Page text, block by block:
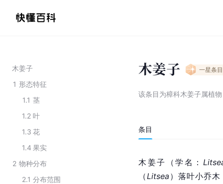
木姜子
1 形态特征
1.1 茎
1.2 叶
1.3 花
1.4 果实
2 物种分布
2.1 分布范围
木姜子 一星条目
该条目为樟科木姜子属植物
条目
木姜子（学名：
（ Litsea ）落叶小乔